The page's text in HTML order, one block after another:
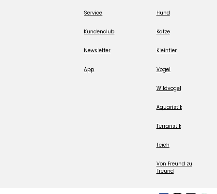
Service
Kundenclub
Newsletter
App
Hund
Katze
Kleintier
Vogel
Wildvogel
Aquaristik
Terraristik
Teich
Von Freund zu
Freund